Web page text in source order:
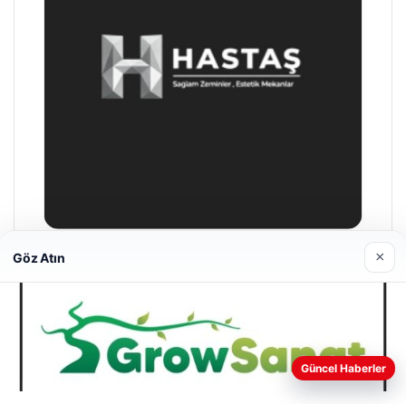
Enes Kaplan Avukatlık Bürosu
Web sitemizi nasıl kullandığınızı daha iyi anlayabilmek,
deneyiminizi kişiselleştirmek ve geliştirmek amacıyla çerezler
Göz Atın ×
Güncel Haberler